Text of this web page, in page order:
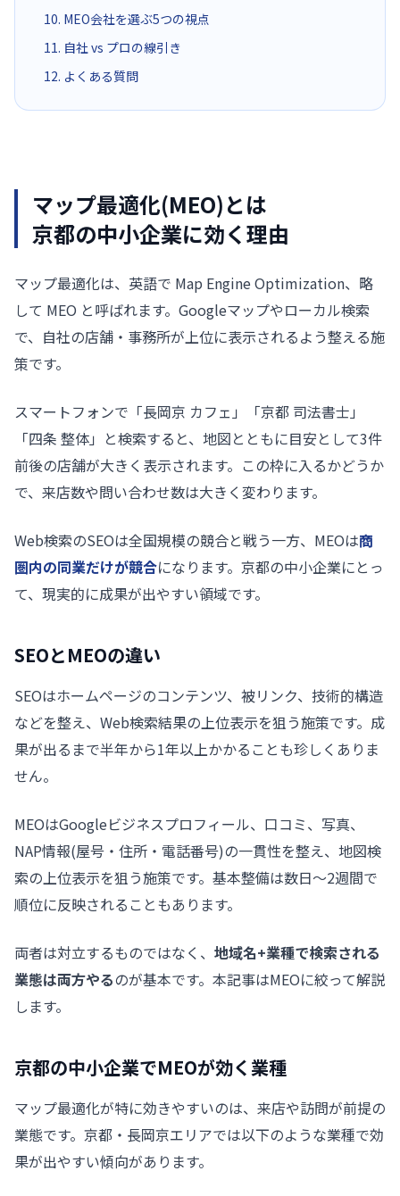
10. MEO会社を選ぶ5つの視点
11. 自社 vs プロの線引き
12. よくある質問
マップ最適化(MEO)とは
京都の中小企業に効く理由
マップ最適化は、英語で Map Engine Optimization、略
して MEO と呼ばれます。Googleマップやローカル検索
で、自社の店舗・事務所が上位に表示されるよう整える施
策です。
スマートフォンで「長岡京 カフェ」「京都 司法書士」
「四条 整体」と検索すると、地図とともに目安として3件
前後の店舗が大きく表示されます。この枠に入るかどうか
で、来店数や問い合わせ数は大きく変わります。
Web検索のSEOは全国規模の競合と戦う一方、MEOは商
圏内の同業だけが競合になります。京都の中小企業にとっ
て、現実的に成果が出やすい領域です。
SEOとMEOの違い
SEOはホームページのコンテンツ、被リンク、技術的構造
などを整え、Web検索結果の上位表示を狙う施策です。成
果が出るまで半年から1年以上かかることも珍しくありま
せん。
MEOはGoogleビジネスプロフィール、口コミ、写真、
NAP情報(屋号・住所・電話番号)の一貫性を整え、地図検
索の上位表示を狙う施策です。基本整備は数日〜2週間で
順位に反映されることもあります。
両者は対立するものではなく、 地域名+業種で検索される
業態は両方やるのが基本です。本記事はMEOに絞って解説
します。
京都の中小企業でMEOが効く業種
マップ最適化が特に効きやすいのは、来店や訪問が前提の
業態です。京都・長岡京エリアでは以下のような業種で効
果が出やすい傾向があります。